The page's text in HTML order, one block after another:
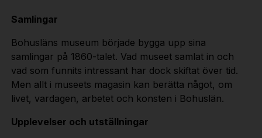
Samlingar
Bohusläns museum började bygga upp sina
samlingar på 1860-talet. Vad museet samlat in och
vad som funnits intressant har dock skiftat över tid.
Men allt i museets magasin kan berätta något, om
livet, vardagen, arbetet och konsten i Bohuslän.
Upplevelser och utställningar